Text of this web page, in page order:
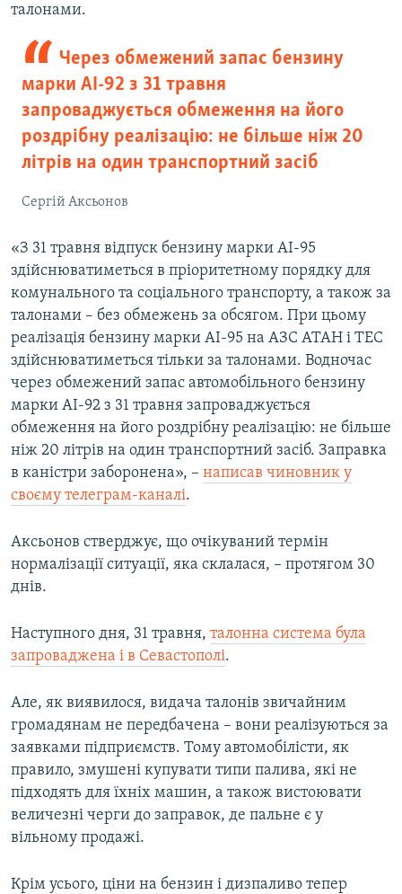
талонами.
Через обмежений запас бензину
марки АІ-92 з 31 травня
запроваджується обмеження на його
роздрібну реалізацію: не більше ніж 20
літрів на один транспортний засіб
Сергій Аксьонов
«З 31 травня відпуск бензину марки АІ-95
здійснюватиметься в пріоритетному порядку для
комунального та соціального транспорту, а також за
талонами – без обмежень за обсягом. При цьому
реалізація бензину марки АІ-95 на АЗС АТАН і ТЕС
здійснюватиметься тільки за талонами. Водночас
через обмежений запас автомобільного бензину
марки АІ-92 з 31 травня запроваджується
обмеження на його роздрібну реалізацію: не більше
ніж 20 літрів на один транспортний засіб. Заправка
в каністри заборонена», – написав чиновник у
своєму телеграм-каналі.
Аксьонов стверджує, що очікуваний термін
нормалізації ситуації, яка склалася, – протягом 30
днів.
Наступного дня, 31 травня, талонна система була
запроваджена і в Севастополі.
Але, як виявилося, видача талонів звичайним
громадянам не передбачена – вони реалізуються за
заявками підприємств. Тому автомобілісти, як
правило, змушені купувати типи палива, які не
підходять для їхніх машин, а також вистоювати
величезні черги до заправок, де пальне є у
вільному продажі.
Крім усього, ціни на бензин і дизпаливо тепер